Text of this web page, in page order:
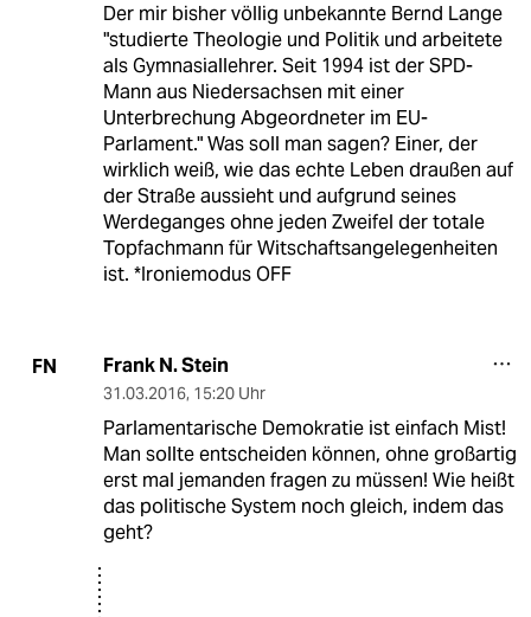
Der mir bisher völlig unbekannte Bernd Lange
"studierte Theologie und Politik und arbeitete
als Gymnasiallehrer. Seit 1994 ist der SPD-
Mann aus Niedersachsen mit einer
Unterbrechung Abgeordneter im EU-
Parlament." Was soll man sagen? Einer, der
wirklich weiß, wie das echte Leben draußen auf
der Straße aussieht und aufgrund seines
Werdeganges ohne jeden Zweifel der totale
Topfachmann für Witschaftsangelegenheiten
ist. *Ironiemodus OFF
FN Frank N. Stein
31.03.2016, 15:20 Uhr
Parlamentarische Demokratie ist einfach Mist!
Man sollte entscheiden können, ohne großartig
erst mal jemanden fragen zu müssen! Wie heißt
das politische System noch gleich, indem das
geht?